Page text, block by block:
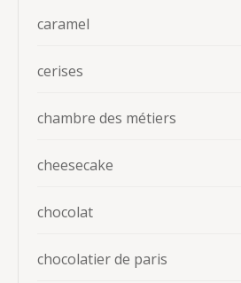
caramel
cerises
chambre des métiers
cheesecake
chocolat
chocolatier de paris